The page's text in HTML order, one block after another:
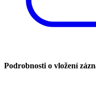
Podrobnosti o vložení